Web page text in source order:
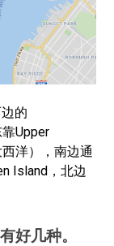
的
Upper
洋），南边通
Island，北边
好几种。